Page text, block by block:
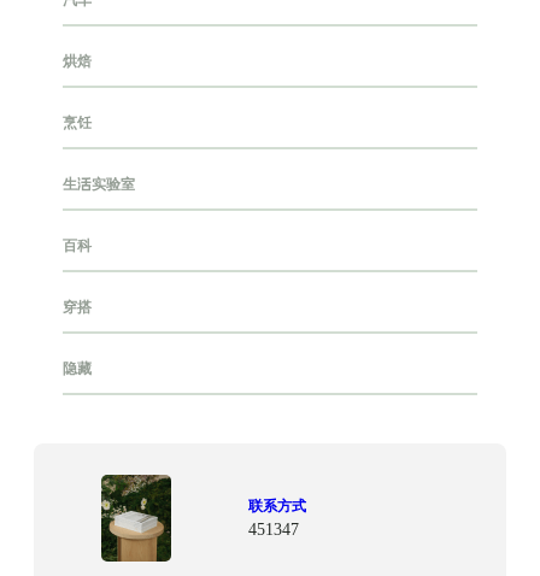
烘焙
烹饪
生活实验室
百科
穿搭
隐藏
联系方式
451347